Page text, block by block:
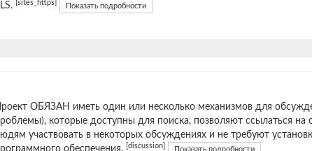
TLS.
[sites_https] Показать подробности
Проект ОБЯЗАН иметь один или несколько механизмов для
которые доступны для поиска, позволяют ссылаться
участвовать в некоторых обсуждениях и не требуют
обеспечения.
[discussion] Показать подробности